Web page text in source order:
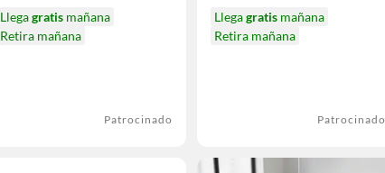
Llegagratis mañana
Retira mañana
Patrocinado
Llegagratismañana
Retira mañana
Patrocinado